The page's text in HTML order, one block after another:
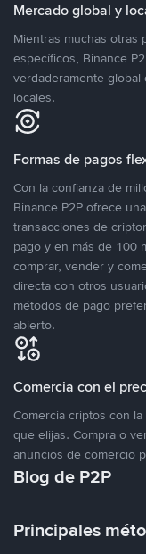
Mercado global y
Mientras muchas otras
específicos, Binance
verdaderamente
locales.
Formas de pagos
Con la confianza de
Binance P2P ofrece
transacciones de
pago y en más de 100
comprar, vender y
directa con otros
métodos de pago
abierto.
Comercia con el
Comercia criptos con
que elijas. Compra o
anuncios de comercio
Blog de P2P
Principales